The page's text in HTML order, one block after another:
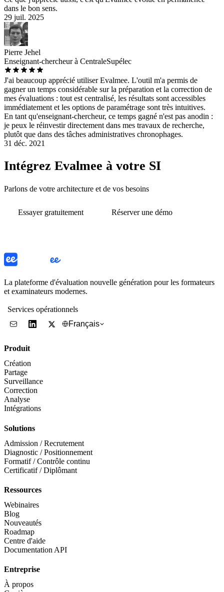
dans le bon sens.
29 juil. 2025
Pierre Jehel
Enseignant-chercheur à CentraleSupélec
J'ai beaucoup apprécié utiliser Evalmee. L'outil m'a permis de
gagner un temps considérable sur la préparation et la correction de
mes évaluations : tout est centralisé, les résultats sont accessibles
immédiatement et les options de paramétrage sont très intuitives.
En tant qu'enseignant-chercheur, ce temps gagné n'est pas anodin :
je peux le réinvestir directement dans mes travaux de recherche,
plutôt que dans des tâches administratives chronophages.
31 déc. 2021
Intégrez Evalmee à votre SI
Parlons de votre architecture et de vos besoins
Essayer gratuitement Réserver une démo
La plateforme d'évaluation nouvelle génération pour les formateurs
et examinateurs modernes.
Services opérationnels
Français
Produit
Création
Partage
Surveillance
Correction
Analyse
Intégrations
Solutions
Admission / Recrutement
Diagnostic / Positionnement
Formatif / Contrôle continu
Certificatif / Diplômant
Ressources
Webinaires
Blog
Nouveautés
Roadmap
Centre d'aide
Documentation API
Entreprise
À propos